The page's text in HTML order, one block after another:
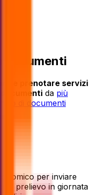
documenti
e prenotare servizi
da più
di documenti
per inviare
prelievo in giornata